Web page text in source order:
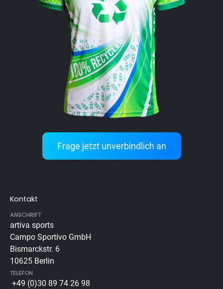
Frage jetzt unverbindlich an
Kontakt
ANSCHRIFT
artiva sports
Campo Sportivo GmbH
Bismarckstr. 6
10625 Berlin
TELEFON
+49 (0)30 89 74 26 98